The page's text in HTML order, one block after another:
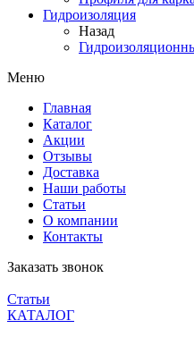
Гидроизоляция
Назад
Меню
Главная
Каталог
Акции
Отзывы
Доставка
Наши работы
Статьи
О компании
Контакты
Заказать звонок
Статьи
КАТАЛОГ